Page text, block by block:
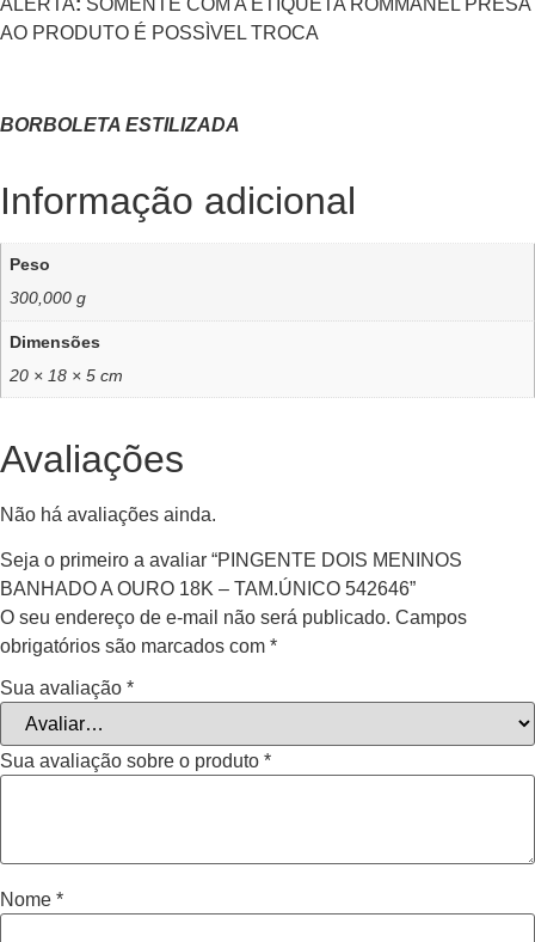
ALERTA: SOMENTE COM A ETIQUETA ROMMANEL PRESA
AO PRODUTO É POSSÌVEL TROCA
BORBOLETA ESTILIZADA
Informação adicional
Peso
300,000 g
Dimensões
20 × 18 × 5 cm
Avaliações
Não há avaliações ainda.
Seja o primeiro a avaliar “PINGENTE DOIS MENINOS
BANHADO A OURO 18K – TAM.ÚNICO 542646”
O seu endereço de e-mail não será publicado. Campos
obrigatórios são marcados com *
Sua avaliação *
Sua avaliação sobre o produto *
Nome *